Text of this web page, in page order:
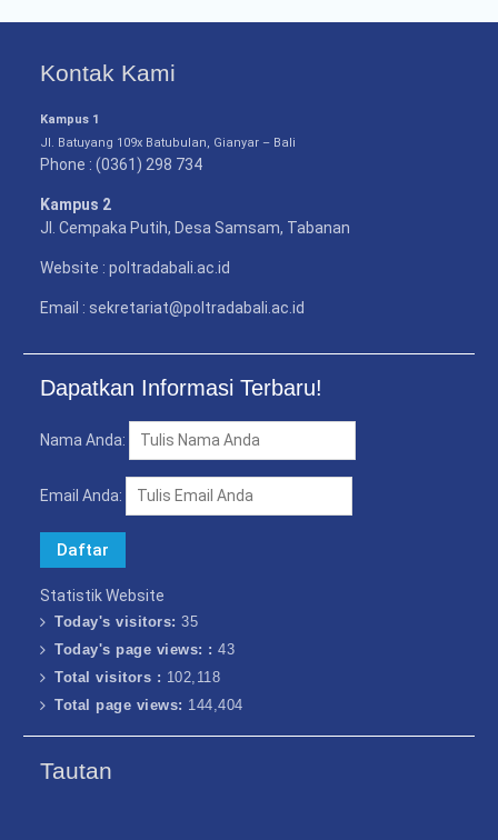
Kontak Kami
Kampus 1
Jl. Batuyang 109x Batubulan, Gianyar – Bali
Phone : (0361) 298 734
Kampus 2
Jl. Cempaka Putih, Desa Samsam, Tabanan
Website : poltradabali.ac.id
Email : sekretariat@poltradabali.ac.id
Dapatkan Informasi Terbaru!
Nama Anda:
Email Anda:
Statistik Website
Today's visitors:35
Today's page views: :43
Total visitors : 102,118
Total page views: 144,404
Tautan